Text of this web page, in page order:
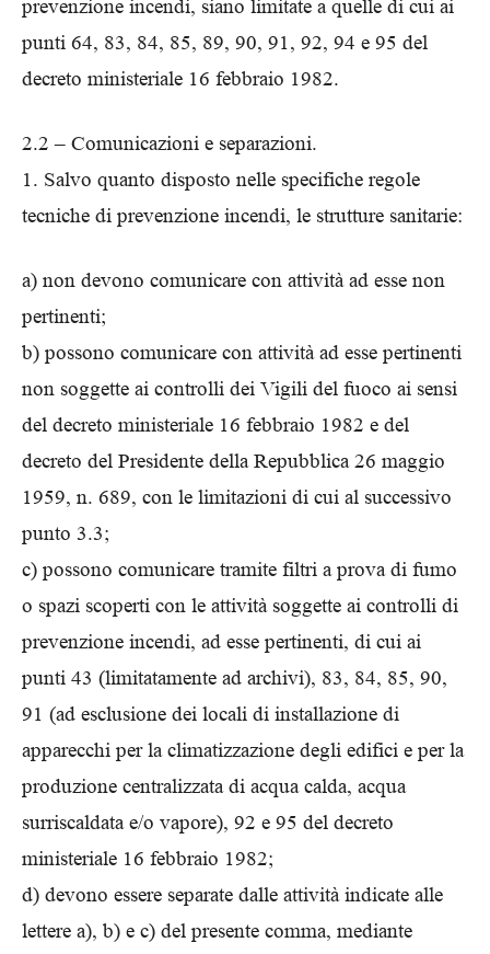
prevenzione incendi, siano limitate a quelle di cui ai
punti 64, 83, 84, 85, 89, 90, 91, 92, 94 e 95 del
decreto ministeriale 16 febbraio 1982.
2.2 – Comunicazioni e separazioni.
1. Salvo quanto disposto nelle specifiche regole
tecniche di prevenzione incendi, le strutture sanitarie:
a) non devono comunicare con attività ad esse non
pertinenti;
b) possono comunicare con attività ad esse pertinenti
non soggette ai controlli dei Vigili del fuoco ai sensi
del decreto ministeriale 16 febbraio 1982 e del
decreto del Presidente della Repubblica 26 maggio
1959, n. 689, con le limitazioni di cui al successivo
punto 3.3;
c) possono comunicare tramite filtri a prova di fumo
o spazi scoperti con le attività soggette ai controlli di
prevenzione incendi, ad esse pertinenti, di cui ai
punti 43 (limitatamente ad archivi), 83, 84, 85, 90,
91 (ad esclusione dei locali di installazione di
apparecchi per la climatizzazione degli edifici e per la
produzione centralizzata di acqua calda, acqua
surriscaldata e/o vapore), 92 e 95 del decreto
ministeriale 16 febbraio 1982;
d) devono essere separate dalle attività indicate alle
lettere a), b) e c) del presente comma, mediante